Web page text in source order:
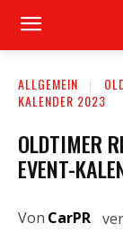
ALLGEMEIN
KALENDER 2023
OLDTIMER
EVENT-
Von CarPR